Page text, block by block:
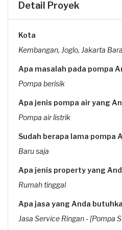
Detail Proyek
Kota
Kembangan, Joglo, Jakarta
Apa masalah pada pompa
Pompa berisik
Apa jenis pompa air yang
Pompa air listrik
Sudah berapa lama pompa
Baru saja
Apa jenis property yang
Rumah tinggal
Apa jasa yang Anda
Jasa Service Ringan - [Pompa